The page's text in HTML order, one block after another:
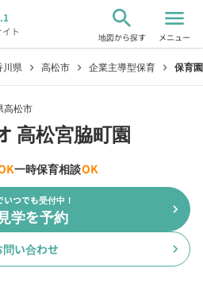
ト
search
地図から探す
menu
メニュー
川県 chevron_right 高松市 chevron_right 企業主導型保育 chevron_right 保育
高松市
高松宮脇町園
一時保育相談OK
いつでも受付中！
学を予約 chevron_right
問い合わせ chevron_right